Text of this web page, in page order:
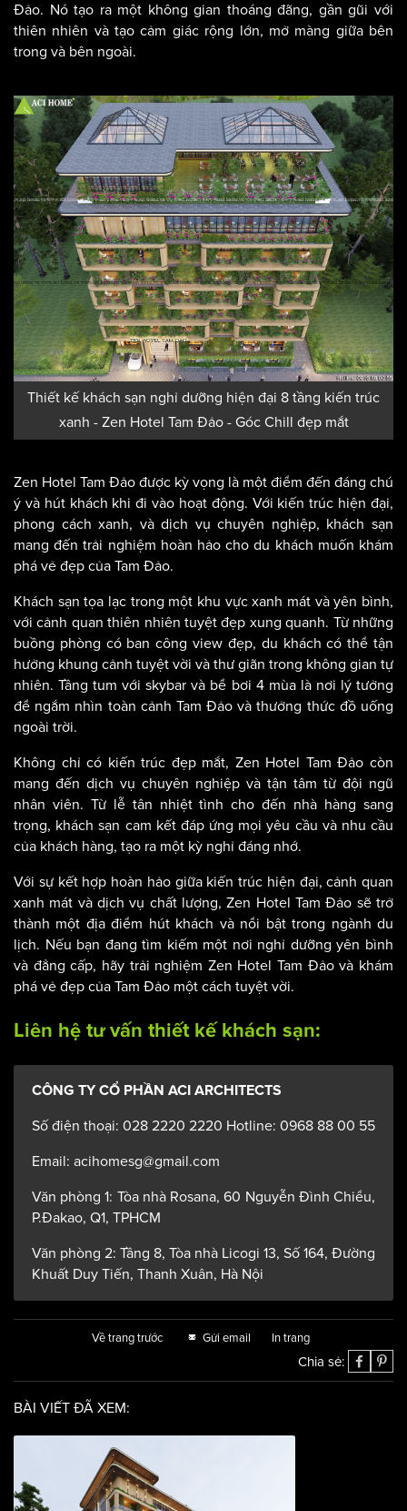
Đảo. Nó tạo ra một không gian thoáng đãng, gần gũi với
thiên nhiên và tạo cảm giác rộng lớn, mở màng giữa bên
trong và bên ngoài.
Thiết kế khách sạn nghỉ dưỡng hiện đại 8 tầng kiến trúc
xanh - Zen Hotel Tam Đảo - Góc Chill đẹp mắt
Zen Hotel Tam Đảo được kỳ vọng là một điểm đến đáng chú
ý và hút khách khi đi vào hoạt động. Với kiến trúc hiện đại,
phong cách xanh, và dịch vụ chuyên nghiệp, khách sạn
mang đến trải nghiệm hoàn hảo cho du khách muốn khám
phá vẻ đẹp của Tam Đảo.
Khách sạn tọa lạc trong một khu vực xanh mát và yên bình,
với cảnh quan thiên nhiên tuyệt đẹp xung quanh. Từ những
buồng phòng có ban công view đẹp, du khách có thể tận
hưởng khung cảnh tuyệt vời và thư giãn trong không gian tự
nhiên. Tầng tum với skybar và bể bơi 4 mùa là nơi lý tưởng
để ngắm nhìn toàn cảnh Tam Đảo và thưởng thức đồ uống
ngoài trời.
Không chỉ có kiến trúc đẹp mắt, Zen Hotel Tam Đảo còn
mang đến dịch vụ chuyên nghiệp và tận tâm từ đội ngũ
nhân viên. Từ lễ tân nhiệt tình cho đến nhà hàng sang
trọng, khách sạn cam kết đáp ứng mọi yêu cầu và nhu cầu
của khách hàng, tạo ra một kỳ nghỉ đáng nhớ.
Với sự kết hợp hoàn hảo giữa kiến trúc hiện đại, cảnh quan
xanh mát và dịch vụ chất lượng, Zen Hotel Tam Đảo sẽ trở
thành một địa điểm hút khách và nổi bật trong ngành du
lịch. Nếu bạn đang tìm kiếm một nơi nghỉ dưỡng yên bình
và đẳng cấp, hãy trải nghiệm Zen Hotel Tam Đảo và khám
phá vẻ đẹp của Tam Đảo một cách tuyệt vời.
Liên hệ tư vấn thiết kế khách sạn:
CÔNG TY CỔ PHẦN ACI ARCHITECTS
Số điện thoại: 028 2220 2220 Hotline: 0968 88 00 55
Email: acihomesg@gmail.com
Văn phòng 1: Tòa nhà Rosana, 60 Nguyễn Đình Chiểu,
P.Đakao, Q1, TPHCM
Văn phòng 2: Tầng 8, Tòa nhà Licogi 13, Số 164, Đường
Khuất Duy Tiến, Thanh Xuân, Hà Nội
Về trang trước Gửi email In trang
Chia sẻ:
BÀI VIẾT ĐÃ XEM: